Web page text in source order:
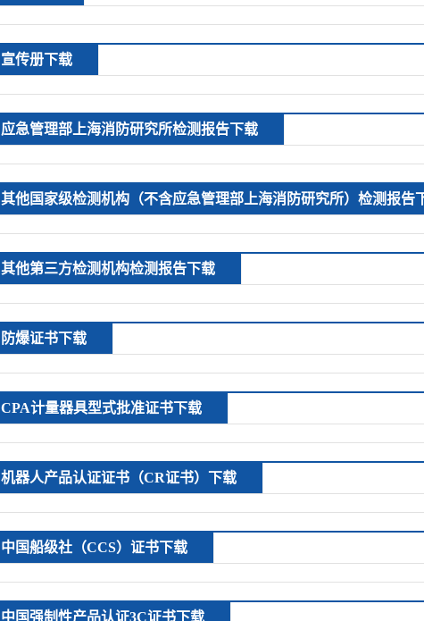
宣传册下载
应急管理部上海消防研究所检测报告下载
其他国家级检测机构（不含应急管理部上海消防研究所）检测报告
其他第三方检测机构检测报告下载
防爆证书下载
CPA计量器具型式批准证书下载
机器人产品认证证书（CR证书）下载
中国船级社（CCS）证书下载
中国强制性产品认证3C证书下载